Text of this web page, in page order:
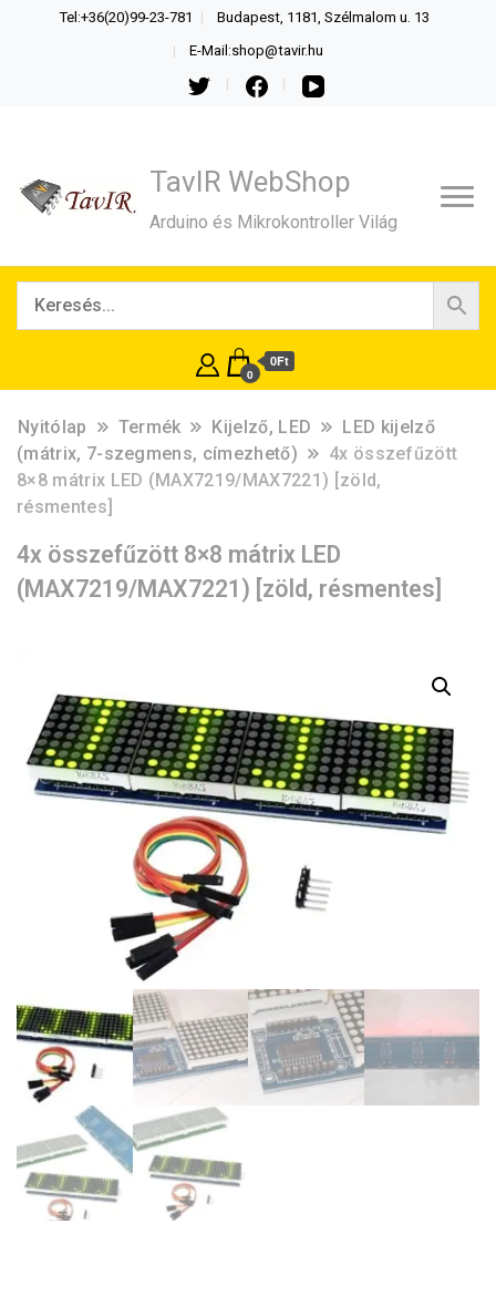
Tel:+36(20)99-23-781 Budapest, 1181, Szélmalom u. 13
E-Mail:shop@tavir.hu
TavIR WebShop
Arduino és Mikrokontroller Világ
0
0Ft
Nyitólap Termék Kijelző, LED
LED kijelző
(mátrix, 7-szegmens, címezhető)
4x összefűzött
8×8 mátrix LED (MAX7219/MAX7221) [zöld,
résmentes]
4x összefűzött 8×8 mátrix LED
(MAX7219/MAX7221) [zöld, résmentes]